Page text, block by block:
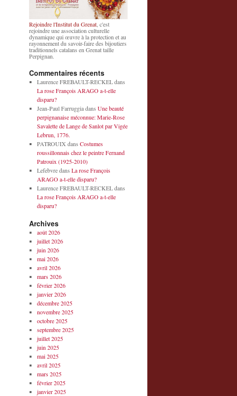
Rejoindre l'Institut du Grenat , c'est
rejoindre une association culturelle
dynamique qui œuvre à la protection et au
rayonnement du savoir-faire des bijoutiers
traditionnels catalans en Grenat taille
Perpignan.
Commentaires récents
Laurence FREBAULT-RECKELdans
La rose François ARAGO a-t-elle
disparu?
Jean-Paul Farruggiadans Une beauté
perpignanaise méconnue: Marie-Rose
Savalette de Lange de Sanlot par Vigée
Lebrun, 1776.
PATROUIX dans Costumes
roussillonnais chez le peintre Fernand
Patrouix (1925-2010)
Lefebvredans La rose François
ARAGO a-t-elle disparu?
Laurence FREBAULT-RECKELdans
La rose François ARAGO a-t-elle
disparu?
Archives
août 2026
juillet 2026
juin 2026
mai 2026
avril 2026
mars 2026
février 2026
janvier 2026
décembre 2025
novembre 2025
octobre 2025
septembre 2025
juillet 2025
juin 2025
mai 2025
avril 2025
mars 2025
février 2025
janvier 2025